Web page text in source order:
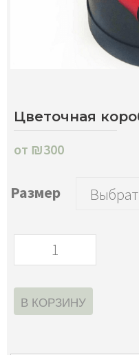
Цветочная
от ₪300
Размер
В КОРЗИНУ